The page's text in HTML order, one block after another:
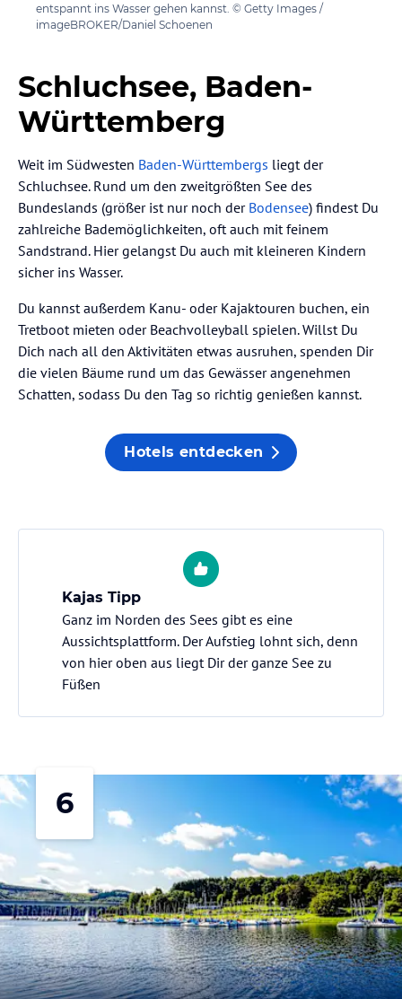
entspannt ins Wasser gehen kannst. © Getty Images /
imageBROKER/Daniel Schoenen
Schluchsee, Baden-
Württemberg
Weit im Südwesten Baden-Württembergs liegt der
Schluchsee. Rund um den zweitgrößten See des
Bundeslands (größer ist nur noch der Bodensee) findest Du
zahlreiche Bademöglichkeiten, oft auch mit feinem
Sandstrand. Hier gelangst Du auch mit kleineren Kindern
sicher ins Wasser.
Du kannst außerdem Kanu- oder Kajaktouren buchen, ein
Tretboot mieten oder Beachvolleyball spielen. Willst Du
Dich nach all den Aktivitäten etwas ausruhen, spenden Dir
die vielen Bäume rund um das Gewässer angenehmen
Schatten, sodass Du den Tag so richtig genießen kannst.
Hotels entdecken
Kajas Tipp
Ganz im Norden des Sees gibt es eine
Aussichtsplattform. Der Aufstieg lohnt sich, denn
von hier oben aus liegt Dir der ganze See zu
Füßen
6